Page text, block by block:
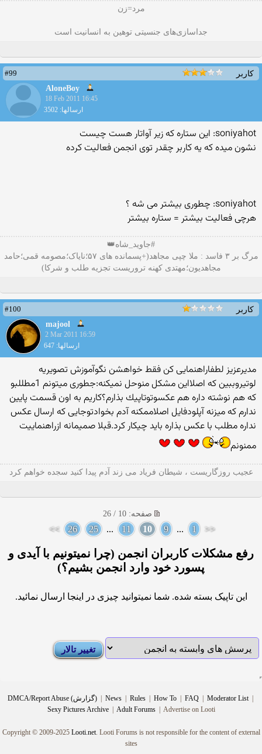
مرد=زن
جداسازی‌های جنسیتی توهین به انسانیت است
کاربر
#99
AloneBoy
18 Feb 2011 16:45
ارسالها: 3502
soniyahot: این ستاره كه زیر آواتار هست چیست
نشون میده كه یه كاربر چقدر توی انجمن فعالیت كرده
soniyahot: چطوری بیشتر می شه ؟
هرچی فعالیت بیشتر = ستاره بیشتر
#جاوید_شاه👑
مرگ بر ۳ فاسد : ملا چپی مجاهد(+پسمانده های ۵۷؛نایاک؛مصومه قمی؛حامد
مجاهدیون؛مهتدی کهنه تروریست تجزیه طلب و شرکا)
کاربر
#100
majool
2 Mar 2011 16:59
ارسالها: 647
مدیرعزیز لطفاراهنمایی كن فقط خواهشن نگوآموزش تصویریه
لوتیروببین كه اصلااین مشكل منوحل نمیكنه:جطوری میتونم 1مطللبو
كه هم نوشته داره هم عكسوتوتاپیك بذارم؟كاریم به اون قسمت پایین
ندارم كه میزنه آپلودفایل اصلاممكنه آدم بخوادتوجایی كه ارسال عكس
نداره مطلب با عكس بذاره باید چیكار كرد.قبلا صمیمانه ازراهنماییت
ممنونم
عجیب روزگاریست ، شیطان فریاد می زند آدم پیدا کنید سجده خواهم کرد
صفحه: 10 / 26
<<
1
...
9
10
11
...
25
26
>>
رفع مشکلات کاربران انجمن (چرا نمیتونیم با آیدی و
پسورد خود وارد انجمن بشیم؟)
این تاپیک بسته شده. شما نمیتوانید چیزی در اینجا ارسال نمائید.
DMCA/Report Abuse (گزارش) News Rules How To FAQ Moderator List
Sexy Pictures Archive
Adult Forums Advertise on Looti
Copyright © 2009-2025 Looti.net. Looti Forums is not responsible for the content of external
sites